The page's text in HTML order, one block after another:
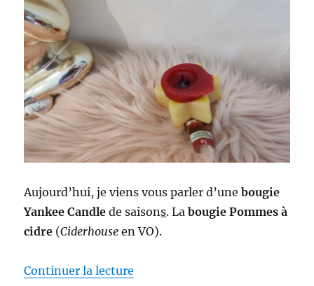
Aujourd’hui, je viens vous parler d’unebougie
Yankee Candle de saisons. Labougie Pommes à
cidre (Ciderhouse en VO).
Continuer la lecture